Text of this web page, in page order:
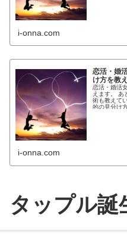
i-onna.com
恋活・婚
け方を教
恋活・婚活
えます。 あ
術も教えていきます
的の見分け
i-onna.com
タップル誕